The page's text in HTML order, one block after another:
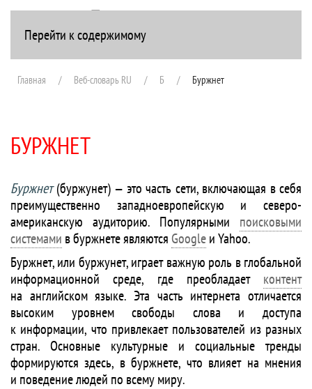
Перейти к содержимому+7(916) 107-51-99
Главная Веб-словарь RU Б Буржнет
БУРЖНЕТ
Буржнет(буржунет) — это часть сети, включающая в себя
преимущественно западноевропейскую и северо-
американскую аудиторию. Популярными поисковыми
системами в буржнете являются Googleи Yahoo.
Буржнет, или буржунет, играет важную роль в глобальной
информационной среде, где преобладает контент
на английском языке. Эта часть интернета отличается
высоким уровнем свободы слова и доступа
к информации, что привлекает пользователей из разных
стран. Основные культурные и социальные тренды
формируются здесь, в буржнете, что влияет на мнения
и поведение людей по всему миру.